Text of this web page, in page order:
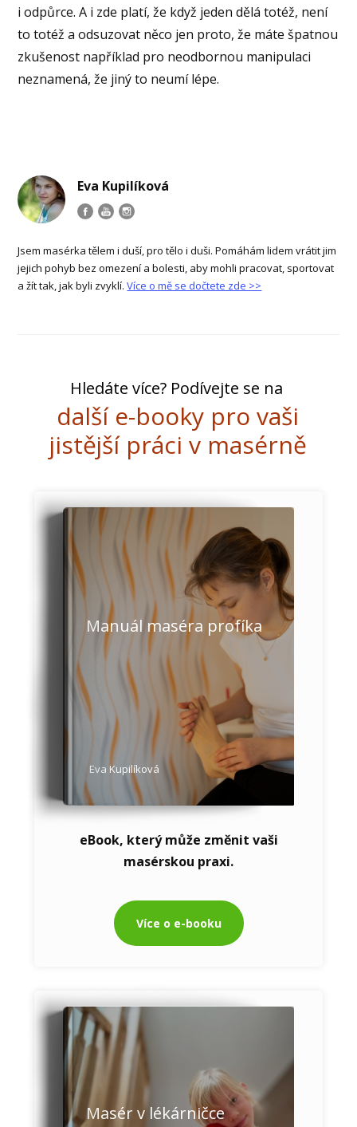
i odpůrce. A i zde platí, že když jeden dělá totéž, není
to totéž a odsuzovat něco jen proto, že máte špatnou
zkušenost například pro neodbornou manipulaci
neznamená, že jiný to neumí lépe.
Eva Kupilíková
Jsem masérka tělem i duší, pro tělo i duši. Pomáhám lidem vrátit jim
jejich pohyb bez omezení a bolesti, aby mohli pracovat, sportovat
a žít tak, jak byli zvyklí.Více o mě se dočtete zde >>
Hledáte více? Podívejte se na
další e-booky pro vaši
jistější práci v masérně
Manuál maséra profíka
Eva Kupilíková
eBook, který může změnit vaši
masérskou praxi.
Více o e-booku
Masér v lékárničce